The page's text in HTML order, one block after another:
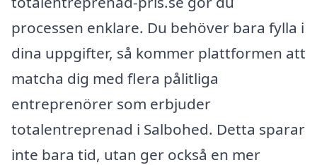
processen enklare. Du behöver bara fylla i
dina uppgifter, så kommer plattformen att
matcha dig med flera pålitliga
entreprenörer som erbjuder
totalentreprenad i Salbohed. Detta sparar
inte bara tid, utan ger också en mer